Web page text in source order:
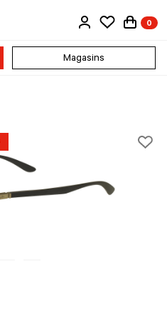
0
Magasins